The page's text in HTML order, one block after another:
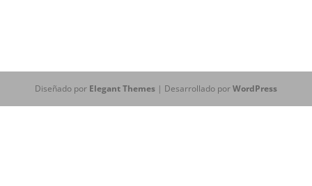
Diseñado por Elegant Themes| Desarrollado porWordPress